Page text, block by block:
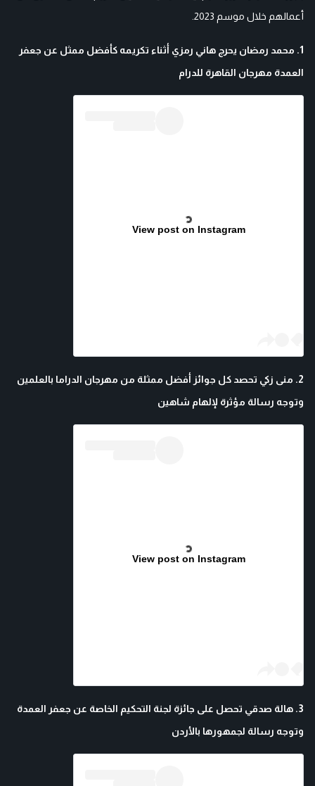
أعمالهم خلال موسم 2023.
1. محمد رمضان يحرج هاني رمزي أثناء تكريمه كأفضل ممثل عن جعفر
العمدة مهرجان القاهرة للدرام
View post on Instagram
2. منى زكي تحصد كل جوائز أفضل ممثلة من مهرجان الدراما بالعلمين
وتوجه رسالة مؤثرة لإلهام شاهين
View post on Instagram
3. هالة صدقي تحصل على جائزة لجنة التحكيم الخاصة عن جعفر العمدة
وتوجه رسالة لجمهورها بالأردن